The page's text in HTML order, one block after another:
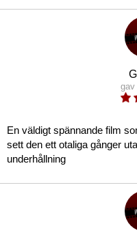
gav
En väldigt spännande film
sett den ett otaliga gånger
underhållning